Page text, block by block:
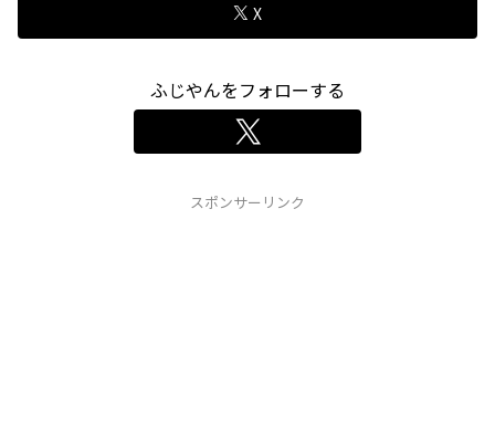
X
ふじやんをフォローする
スポンサーリンク